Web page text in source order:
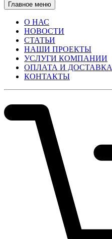
Главное меню
О НАС
НОВОСТИ
СТАТЬИ
НАШИ ПРОЕКТЫ
УСЛУГИ КОМПАНИИ
ОПЛАТА И ДОСТАВКА
КОНТАКТЫ